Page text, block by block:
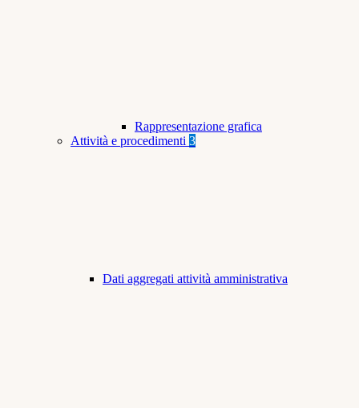
Rappresentazione grafica
Attività e procedimenti 3
Dati aggregati attività amministrativa